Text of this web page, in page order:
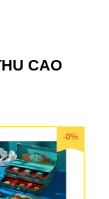
CAO
-0%